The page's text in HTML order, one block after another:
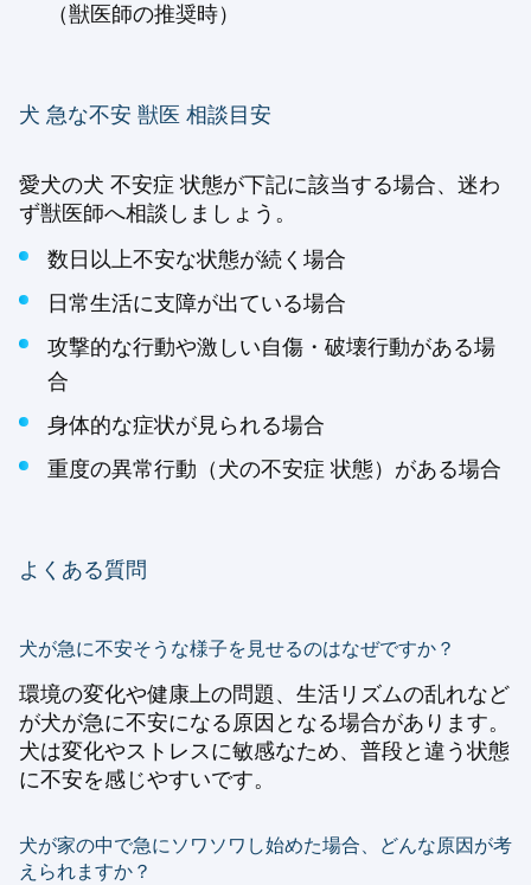
（獣医師の推奨時）
犬 急な不安 獣医 相談目安
愛犬の犬 不安症 状態が下記に該当する場合、迷わ
ず獣医師へ相談しましょう。
数日以上不安な状態が続く場合
日常生活に支障が出ている場合
攻撃的な行動や激しい自傷・破壊行動がある場
合
身体的な症状が見られる場合
重度の異常行動（犬の不安症 状態）がある場合
よくある質問
犬が急に不安そうな様子を見せるのはなぜですか？
環境の変化や健康上の問題、生活リズムの乱れなど
が犬が急に不安になる原因となる場合があります。
犬は変化やストレスに敏感なため、普段と違う状態
に不安を感じやすいです。
犬が家の中で急にソワソワし始めた場合、どんな原因が考
えられますか？